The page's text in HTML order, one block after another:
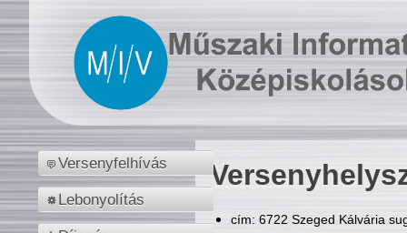
Versenyfelhívás
Lebonyolítás
cím: 6722 Szeged Kálvária